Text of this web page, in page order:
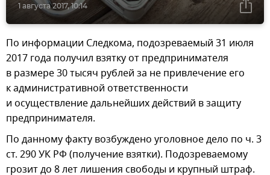
1 августа 2017, 10:14
По информации Следкома, подозреваемый 31 июля
2017 года получил взятку от предпринимателя
в размере 30 тысяч рублей за не привлечение его
к административной ответственности
и осуществление дальнейших действий в защиту
предпринимателя.
По данному факту возбуждено уголовное дело по ч. 3
ст. 290 УК РФ (получение взятки). Подозреваемому
грозит до 8 лет лишения свободы и крупный штраф.